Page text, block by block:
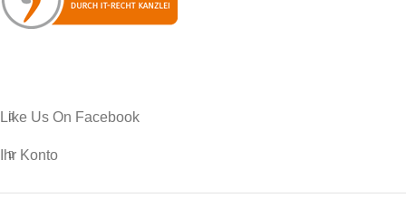
Like Us On Facebook
Ihr Konto